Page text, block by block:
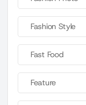
Fashion Style
Fast Food
Feature